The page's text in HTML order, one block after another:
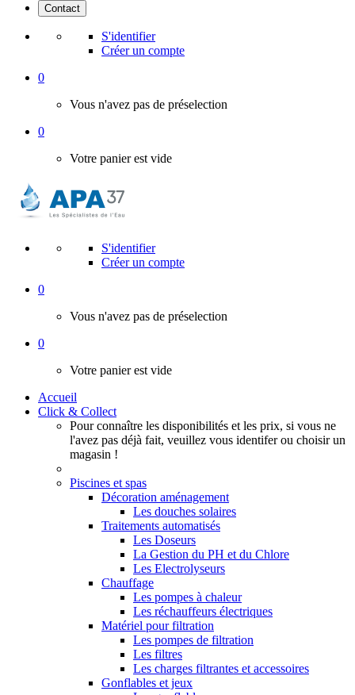
Contact
S'identifier
Créer un compte
0
Vous n'avez pas de préselection
0
Votre panier est vide
S'identifier
Créer un compte
0
Vous n'avez pas de préselection
0
Votre panier est vide
Accueil
Click & Collect
Pour connaître les disponibilités et les prix, si vous ne
l'avez pas déjà fait, veuillez vous identifer ou choisir un
magasin !
Piscines et spas
Décoration aménagement
Les douches solaires
Traitements automatisés
Les Doseurs
La Gestion du PH et du Chlore
Les Electrolyseurs
Chauffage
Les pompes à chaleur
Les réchauffeurs électriques
Matériel pour filtration
Les pompes de filtration
Les filtres
Les charges filtrantes et accessoires
Gonflables et jeux